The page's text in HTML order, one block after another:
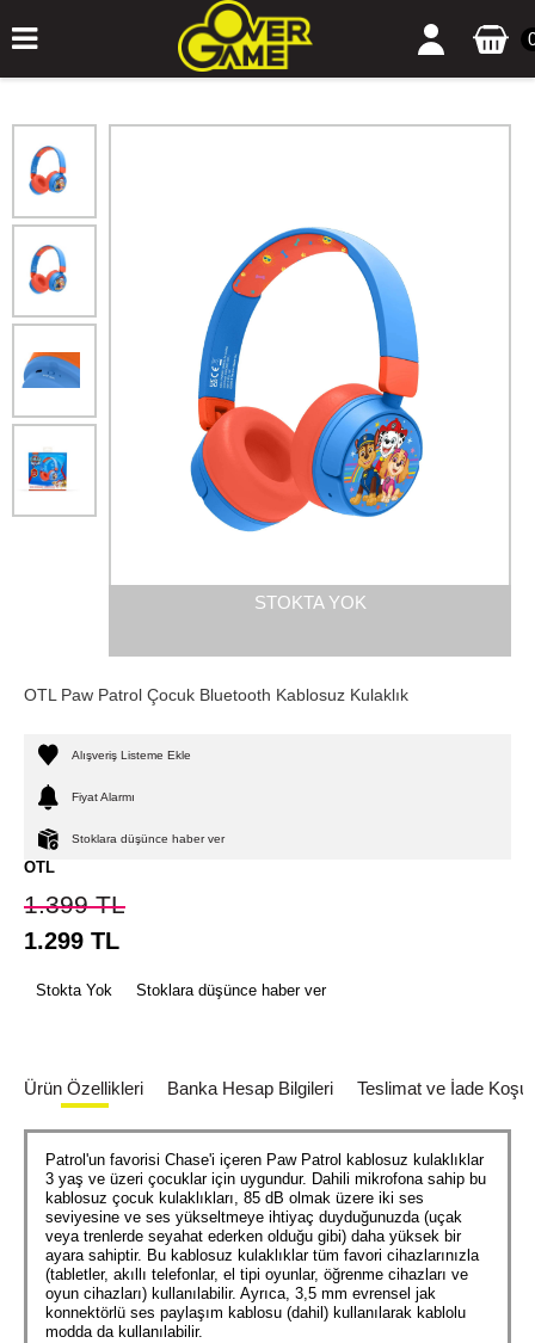
STOKTA YOK
OTL Paw Patrol Çocuk Bluetooth Kablosuz Kulaklık
Alışveriş Listeme Ekle
Fiyat Alarmı
Stoklara düşünce haber ver
OTL
1.399TL
1.299 TL
Stokta Yok Stoklara düşünce haber ver
Ürün Özellikleri Banka Hesap Bilgileri Teslimat ve İade
Patrol'un favorisi Chase'i içeren Paw Patrol kablosuz kulaklıklar
3 yaş ve üzeri çocuklar için uygundur. Dahili mikrofona sahip bu
kablosuz çocuk kulaklıkları, 85 dB olmak üzere iki ses
seviyesine ve ses yükseltmeye ihtiyaç duyduğunuzda (uçak
veya trenlerde seyahat ederken olduğu gibi) daha yüksek bir
ayara sahiptir. Bu kablosuz kulaklıklar tüm favori cihazlarınızla
(tabletler, akıllı telefonlar, el tipi oyunlar, öğrenme cihazları ve
oyun cihazları) kullanılabilir. Ayrıca, 3,5 mm evrensel jak
konnektörlü ses paylaşım kablosu (dahil) kullanılarak kablolu
modda da kullanılabilir.